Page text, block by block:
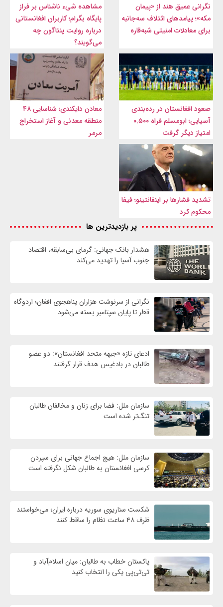
نگرانی عمیق هند از «پیمان
مکه»؛ پیامدهای ائتلاف سه‌جانبه
برای معادلات امنیتی شبه‌قاره
مشاهده شیء ناشناس بر فراز
پایگاه بگرام؛ کاربران افغانستانی
درباره روایت پنتاگون چه
می‌گویند؟
صعود افغانستان در رده‌بندی
آسیایی؛ ابومسلم فراه ۰.۵۰۰
امتیاز دیگر گرفت
معادن دایکندی؛ شناسایی ۴۸
منطقه معدنی و آغاز استخراج
مرمر
تشدید فشارها بر اینفانتینو؛ فیفا
محکوم کرد
پر بازدیدترین ها
هشدار بانک جهانی: گرمای بی‌سابقه، اقتصاد
جنوب آسیا را تهدید می‌کند
نگرانی از سرنوشت هزاران پناهجوی افغان؛ اردوگاه
قطر تا پایان سپتامبر بسته می‌شود
ادعای تازه «جبهه متحد افغانستان»: دو عضو
طالبان در بادغیس هدف قرار گرفتند
سازمان ملل: فضا برای زنان و مخالفان طالبان
تنگ‌تر شده است
سازمان ملل: هیچ اجماع جهانی برای سپردن
کرسی افغانستان به طالبان شکل نگرفته است
شکست سناریوی سوریه درباره ایران؛ می‌خواستند
ظرف ۴۸ ساعت نظام را ساقط کنند
پاکستان خطاب به طالبان: میان اسلام‌آباد و
تی‌تی‌پی یکی را انتخاب کنید